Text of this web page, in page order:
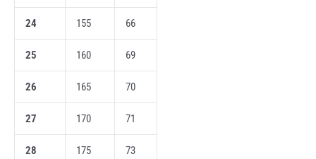
24 155 66
25 160 69
26 165 70
27 170 71
28 175 73